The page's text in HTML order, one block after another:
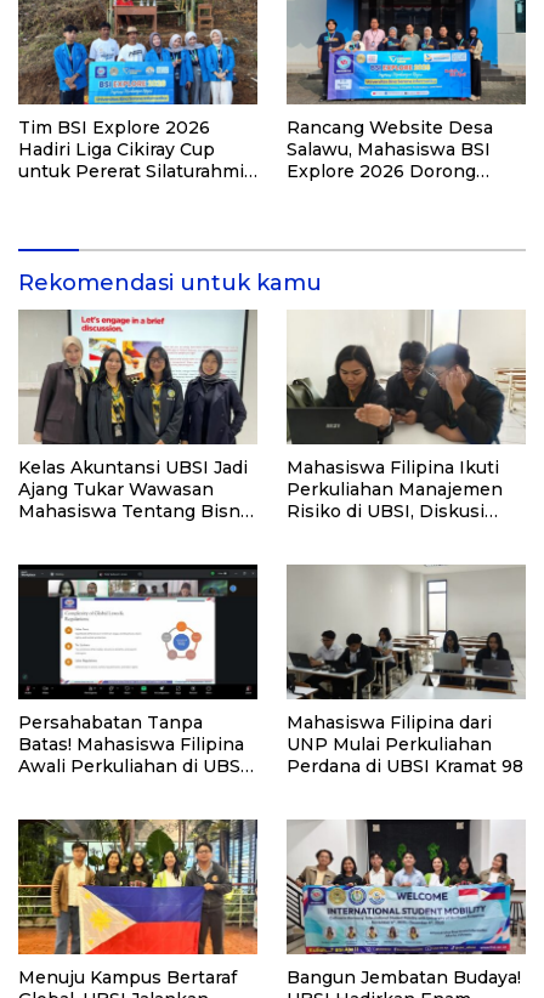
Tim BSI Explore 2026
Hadiri Liga Cikiray Cup
untuk Pererat Silaturahmi
Rancang Website Desa
Salawu, Mahasiswa BSI
Explore 2026 Dorong
Rekomendasi untuk kamu
Kelas Akuntansi UBSI Jadi
Ajang Tukar Wawasan
Mahasiswa Tentang Bisnis
Mahasiswa Filipina Ikuti
Perkuliahan Manajemen
Risiko di UBSI, Diskusi
Persahabatan Tanpa
Batas! Mahasiswa Filipina
Awali Perkuliahan di UBSI
Mahasiswa Filipina dari
UNP Mulai Perkuliahan
Perdana di UBSI Kramat 98
Menuju Kampus Bertaraf
Bangun Jembatan Budaya!